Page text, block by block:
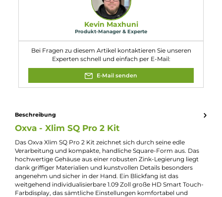
Gewicht: ca. 114.0 g
Füllvolumen: 2.0 ml
Akkuform:
Bauform:
Kompaktgerät
Eigenschaften:
Chic & Modisch , Einsteigerfreundlich
Füllvolumen:
2ml
Geregelter Akkuträger:
Maximale Leistung:
30W
Zugverhalten:
Mouth-to-Lung, Restricted-Direct-Lung